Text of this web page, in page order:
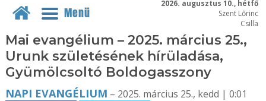
2026. augusztus 10., hétfő
Szent Lőrinc
Csilla
Menü
Mai evangélium – 2025. március 25.,
Urunk születésének hírüladása,
Gyümölcsoltó Boldogasszony
NAPI EVANGÉLIUM – 2025. március 25., kedd | 0:01